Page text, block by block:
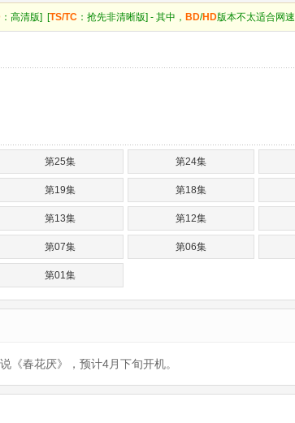
：高清版] [TS/TC ：抢先非清晰版] - 其中， BD/HD版本不太适合网
第25集 第24集
第19集 第18集
第13集 第12集
第07集 第06集
第01集
《春花厌》，预计4月下旬开机。